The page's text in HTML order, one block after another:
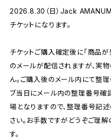
2026.8.30（日）Jack
チケットになります。
チケットご購入確定後に「商品が
のメールが配信されますが、実
ん。ご購入後のメール内にて整
ブ当日にメール内の整理番号確
場となりますので、整理番号記
さい。お手数ですがどうぞご理
す。